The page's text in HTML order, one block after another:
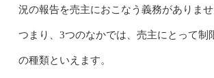
況の報告を売主におこなう義務がありませ
つまり、3つのなかでは、売主にとって制
の種類といえます。